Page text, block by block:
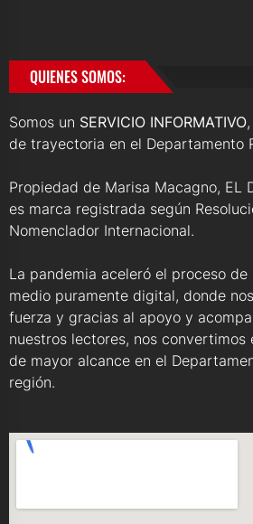
QUIENES SOMOS:
Somos un SERVICIO INFORMATIVO
de trayectoria en el Departamento
Propiedad de Marisa Macagno, EL
es marca registrada según
Nomenclador Internacional.
La pandemia aceleró el proceso de
medio puramente digital, donde
fuerza y gracias al apoyo y
nuestros lectores, nos convertimos
de mayor alcance en el
región.